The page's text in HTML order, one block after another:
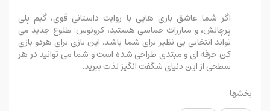
اگر شما عاشق بازی هایی با روایت داستانی قوی، گیم پلی
پرچالش، و مبارزات حماسی هستید، کرونوس: طلوع جدید می
تواند انتخابی بی نظیر برای شما باشد. این بازی برای هردو بازی
کن حرفه ای و مبتدی طراحی شده است و شما می توانید در هر
سطحی از این دنیای شگفت انگیز لذت ببرید.
بخشها :